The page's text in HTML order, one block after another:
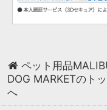
ペット用品
DOG MARKETのト
へ